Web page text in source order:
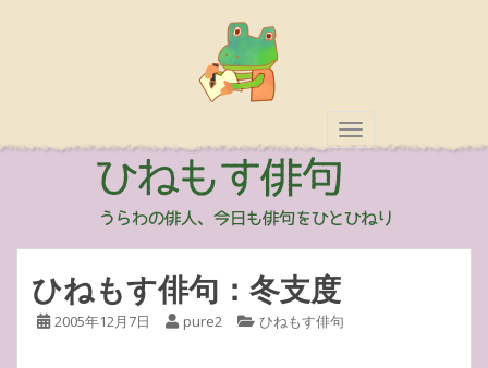
TOGGLE
ひねもす俳句：冬支度
2005年12月7日 pure2 ひねもす俳句